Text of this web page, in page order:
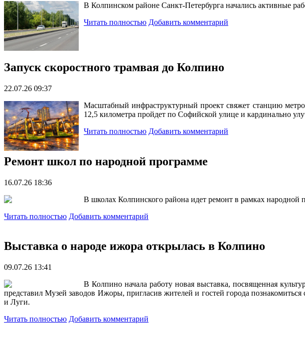
В Колпинском районе Санкт-Петербурга начались активные
Читать полностью Добавить комментарий
Запуск скоростного трамвая до Колпино
22.07.26 09:37
Масштабный инфраструктурный проект свяжет станцию
12,5 километра пройдет по Софийской улице и кардинально
Читать полностью Добавить комментарий
Ремонт школ по народной программе
16.07.26 18:36
В школах Колпинского района идет ремонт в рамках
Читать полностью Добавить комментарий
Выставка о народе ижора открылась в Колпино
09.07.26 13:41
В Колпино начала работу новая выставка, посвященная
представил Музей заводов Ижоры, пригласив жителей и гостей города
и Луги.
Читать полностью Добавить комментарий